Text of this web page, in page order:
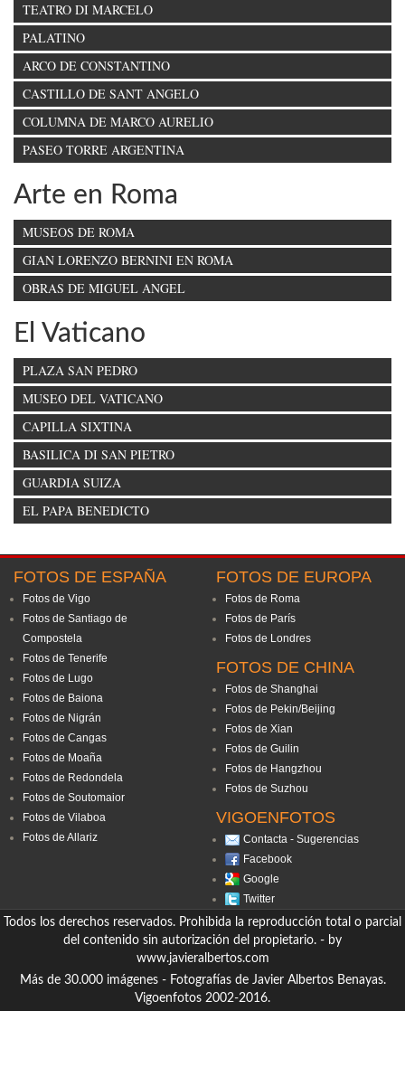
TEATRO DI MARCELO
PALATINO
ARCO DE CONSTANTINO
CASTILLO DE SANT ANGELO
COLUMNA DE MARCO AURELIO
PASEO TORRE ARGENTINA
Arte en Roma
MUSEOS DE ROMA
GIAN LORENZO BERNINI EN ROMA
OBRAS DE MIGUEL ANGEL
El Vaticano
PLAZA SAN PEDRO
MUSEO DEL VATICANO
CAPILLA SIXTINA
BASILICA DI SAN PIETRO
GUARDIA SUIZA
EL PAPA BENEDICTO
FOTOS DE ESPAÑA
Fotos de Vigo
Fotos de Santiago de
Compostela
Fotos de Tenerife
Fotos de Lugo
Fotos de Baiona
Fotos de Nigrán
Fotos de Cangas
Fotos de Moaña
Fotos de Redondela
Fotos de Soutomaior
Fotos de Vilaboa
Fotos de Allariz
FOTOS DE EUROPA
Fotos de Roma
Fotos de París
Fotos de Londres
FOTOS DE CHINA
Fotos de Shanghai
Fotos de Pekin/Beijing
Fotos de Xian
Fotos de Guilin
Fotos de Hangzhou
Fotos de Suzhou
VIGOENFOTOS
Contacta - Sugerencias
Facebook
Google
Twitter
Todos los derechos reservados. Prohibida la reproducción total o parcial
del contenido sin autorización del propietario. - by
www.javieralbertos.com
Más de 30.000 imágenes - Fotografías de Javier Albertos Benayas.
Vigoenfotos 2002-2016.